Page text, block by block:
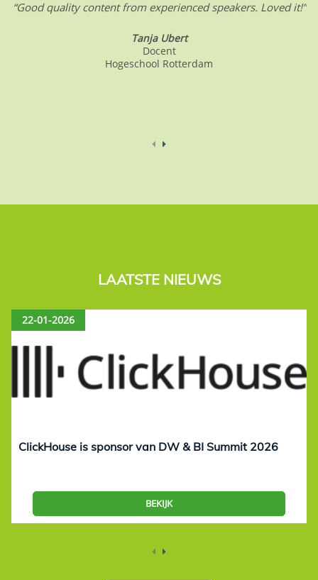
“Good quality content from experienced speakers. Loved it!”
Tanja Ubert
Docent
Hogeschool Rotterdam
LAATSTE NIEUWS
22-01-2026
ClickHouse is sponsor van DW & BI Summit 2026
BEKIJK